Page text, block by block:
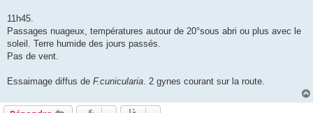
g
11h45.
Passages nuageux, températures autour de 20°sous abri ou plus avec le
soleil. Terre humide des jours passés.
Pas de vent.
Essaimage diffus de F.cunicularia. 2 gynes courant sur la route.